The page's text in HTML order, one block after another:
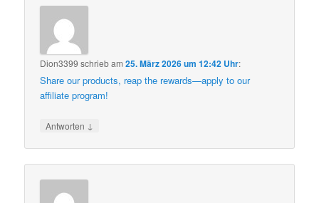
Dion3399 schriebam25. März 2026 um 12:42 Uhr:
Share our products, reap the rewards—apply to our
affiliate program!
Antworten ↓